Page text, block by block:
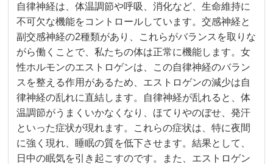
自律神経は、体温調節や呼吸、消化など、生命維持に
不可欠な機能をコントロールしています。交感神経と
副交感神経の2種類があり、これらがバランスを取りな
がら働くことで、私たちの体は正常に機能します。女
性ホルモンのエストロゲンは、この自律神経のバラン
スを整える作用があるため、エストロゲンの減少は自
律神経の乱れに直結します。自律神経が乱れると、体
温調節がうまくいかなくなり、ほてりやのぼせ、発汗
といった症状が現れます。これらの症状は、特に夜間
に強く現れ、睡眠の質を低下させます。結果として、
日中の眠気を引き起こすのです。また、エストロゲン